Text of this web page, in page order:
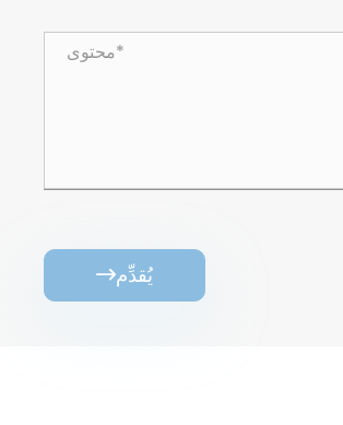
يُقدِّم